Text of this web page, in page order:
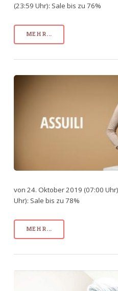
(23:59 Uhr): Sale bis zu 76%
MEHR...
von 24. Oktober 2019 (07:00
Uhr): Sale bis zu 78%
MEHR...